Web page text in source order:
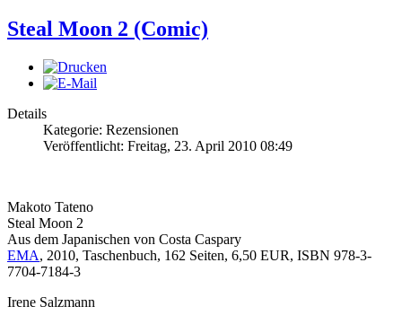
Steal Moon 2 (Comic)
Details
Kategorie: Rezensionen
Veröffentlicht: Freitag, 23. April 2010 08:49
Makoto Tateno
Steal Moon 2
Aus dem Japanischen von Costa Caspary
EMA, 2010, Taschenbuch, 162 Seiten, 6,50 EUR, ISBN 978-3-
7704-7184-3
Irene Salzmann